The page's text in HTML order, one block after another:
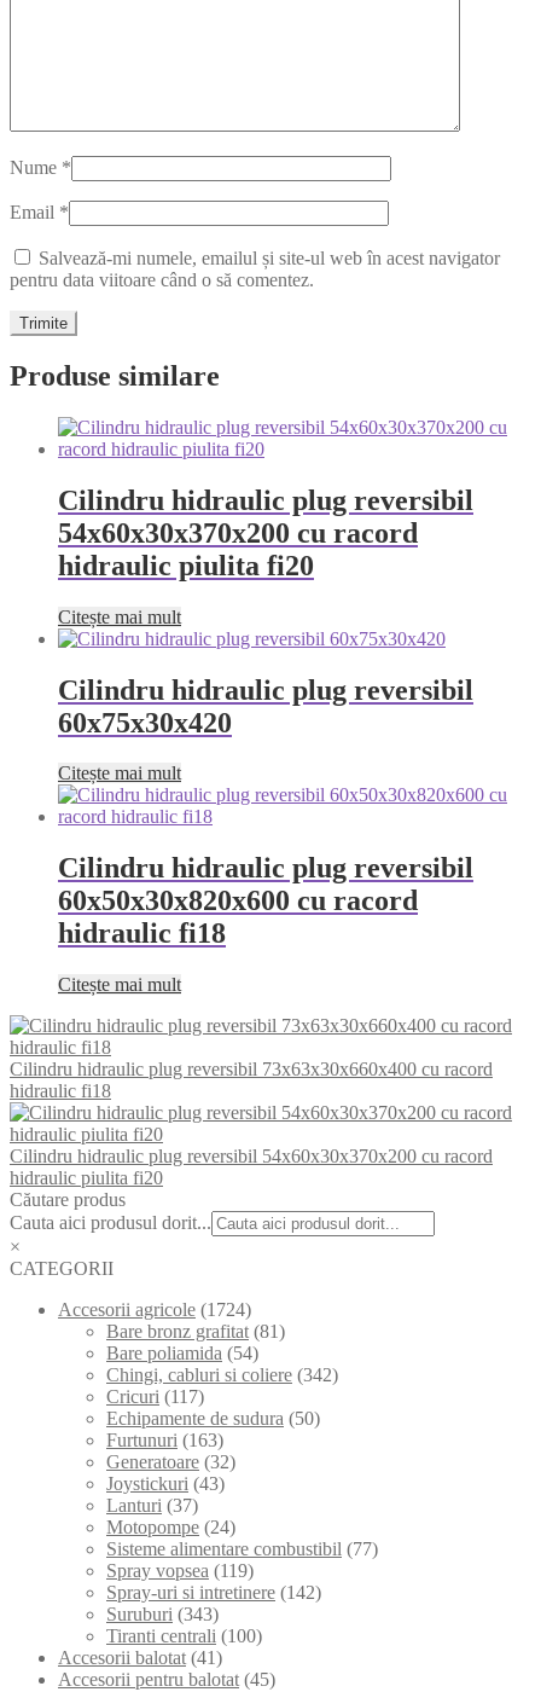
Nume *
Email *
Salvează-mi numele, emailul și site-ul web în acest navigator
pentru data viitoare când o să comentez.
Produse similare
Cilindru hidraulic plug reversibil
54x60x30x370x200 cu racord
hidraulic piulita fi20
Citește mai mult
Cilindru hidraulic plug reversibil
60x75x30x420
Citește mai mult
Cilindru hidraulic plug reversibil
60x50x30x820x600 cu racord
hidraulic fi18
Citește mai mult
Cilindru hidraulic plug reversibil 73x63x30x660x400 cu racord
hidraulic fi18
Cilindru hidraulic plug reversibil 54x60x30x370x200 cu racord
hidraulic piulita fi20
Căutare produs
Cauta aici produsul dorit...
×
CATEGORII
Accesorii agricole (1724)
Bare bronz grafitat (81)
Bare poliamida (54)
Chingi, cabluri si coliere (342)
Cricuri (117)
Echipamente de sudura (50)
Furtunuri (163)
Generatoare (32)
Joystickuri (43)
Lanturi (37)
Motopompe (24)
Sisteme alimentare combustibil (77)
Spray vopsea (119)
Spray-uri si intretinere (142)
Suruburi (343)
Tiranti centrali (100)
Accesorii balotat (41)
Accesorii pentru balotat (45)